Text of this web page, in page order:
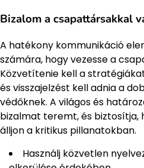
Bizalom a csapattársakkal
A hatékony kommunikáció
számára, hogy vezesse a
Közvetítenie kell a
és visszajelzést kell adnia a
védőknek. A világos és
bizalmat teremt, és biztosítja,
álljon a kritikus pillanatokban.
Használj közvetlen